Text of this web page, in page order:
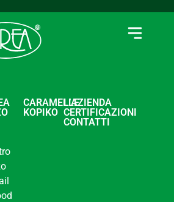
CARAMELLE
KOPIKO
L’AZIENDA
CERTIFICAZIONI
CONTATTI